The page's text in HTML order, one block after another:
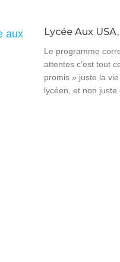
Lycée Aux
Le programme
attentes c’est tout
promis » juste la vie
lycéen, et non juste